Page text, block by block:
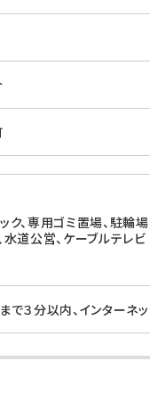
ク、専用ゴミ置場、駐輪
水道公営、ケーブルテレビ
で３分以内、インターネ